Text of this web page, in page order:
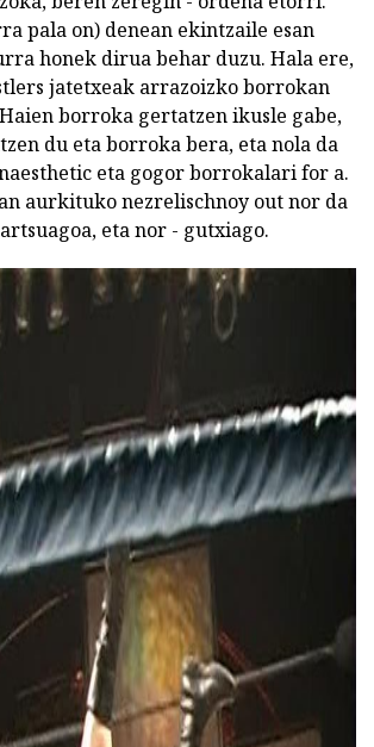
pala on) denean ekintzaile esan
honek dirua behar duzu. Hala ere,
jatetxeak arrazoizko borrokan
borroka gertatzen ikusle gabe,
du eta borroka bera, eta nola da
eta gogor borrokalari for a.
aurkituko nezrelischnoy out nor da
eta nor - gutxiago.